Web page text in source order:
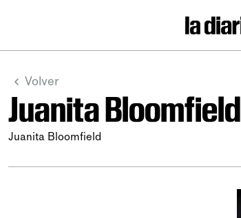
Volver
Juanita Bloomfield
Juanita Bloomfield